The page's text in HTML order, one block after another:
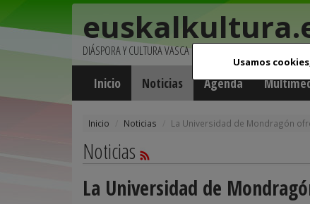
Usamos
DIÁSPORA Y CULTURA VASCA
Inicio Noticias Agenda
Inicio Noticias La Universidad de Mondragón
Noticias
La Universidad de